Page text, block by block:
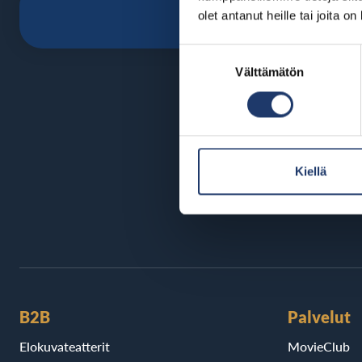
olet antanut heille tai joita
Suostumuksen
Välttämätön
Kiellä
B2B
Elokuvateatterit
Palvelut
MovieClub